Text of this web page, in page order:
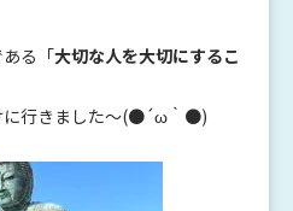
る「大切な人を大切にするこ
に行きました～(●´ω｀●)